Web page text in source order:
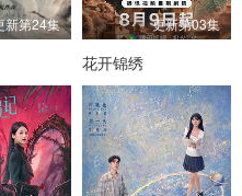
新第24集 更新第03集
花开锦绣